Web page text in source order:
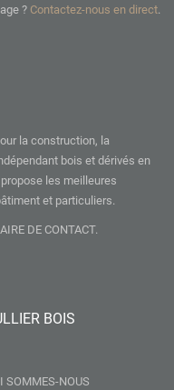
? Contactez-nous en direct.
la construction, la
bois et dérivés en
les meilleures
et particuliers.
DE CONTACT.
BOIS
SOMMES-NOUS